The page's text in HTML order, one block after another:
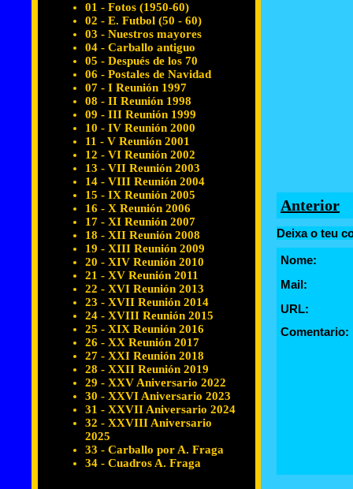
01 - Fotos (1950-60)
02 - E. Futbol (50 - 60)
03 - Nuestros mayores
04 - Carballo antiguo
05 - Después de los 70
06 - Postales de Navidad
07 - I Reunión 1997
08 - II Reunión 1998
09 - III Reunión 1999
10 - IV Reunión 2000
11 - V Reunión 2001
12 - VI Reunión 2002
13 - VII Reunión 2003
14 - VIII Reunión 2004
15 - IX Reunión 2005
16 - X Reunión 2006
17 - XI Reunión 2007
18 - XII Reunión 2008
19 - XIII Reunión 2009
20 - XIV Reunión 2010
21 - XV Reunión 2011
22 - XVI Reunión 2013
23 - XVII Reunión 2014
24 - XVIII Reunión 2015
25 - XIX Reunión 2016
26 - XX Reunión 2017
27 - XXI Reunión 2018
28 - XXII Reunión 2019
29 - XXV Aniversario 2022
30 - XXVI Aniversario 2023
31 - XXVII Aniversario 2024
32 - XXVIII Aniversario
2025
33 - Carballo por A. Fraga
34 - Cuadros A. Fraga
Anterior
Deixa o teu
Nome:
Mail:
URL:
Comentario: